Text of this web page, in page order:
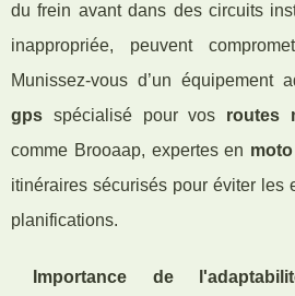
du frein avant dans des circuits
inappropriée, peuvent
Munissez-vous d’un équipement
gps spécialisé pour vos routes
comme Brooaap, expertes en
itinéraires sécurisés pour éviter les
planifications.
Importance de